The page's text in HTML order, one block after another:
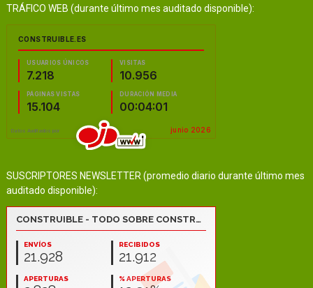
TRÁFICO WEB (durante último mes auditado disponible):
SUSCRIPTORES NEWSLETTER (promedio diario durante último mes
auditado disponible):